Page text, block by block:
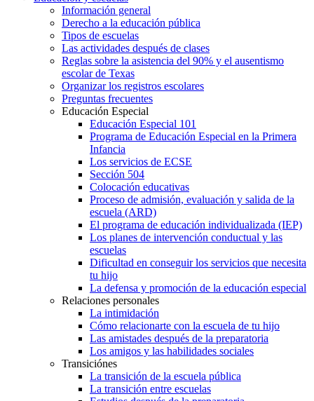
Información general
Derecho a la educación pública
Tipos de escuelas
Las actividades después de clases
Reglas sobre la asistencia del 90% y el ausentismo
escolar de Texas
Organizar los registros escolares
Preguntas frecuentes
Educación Especial
Educación Especial 101
Programa de Educación Especial en la Primera
Infancia
Los servicios de ECSE
Sección 504
Colocación educativas
Proceso de admisión, evaluación y salida de la
escuela (ARD)
El programa de educación individualizada (IEP)
Los planes de intervención conductual y las
escuelas
Dificultad en conseguir los servicios que necesita
tu hijo
La defensa y promoción de la educación especial
Relaciones personales
La intimidación
Cómo relacionarte con la escuela de tu hijo
Las amistades después de la preparatoria
Los amigos y las habilidades sociales
Transiciónes
La transición de la escuela pública
La transición entre escuelas